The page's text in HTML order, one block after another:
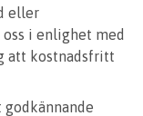
eller
i enlighet med
att kostnadsfritt